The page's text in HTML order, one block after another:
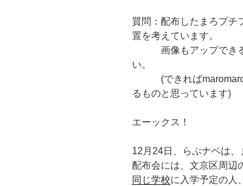
質問：配布したまろプチ
置を考えています。
画像もアップできる
い。
(できれば
るものと思っています)
エーックス！
12月24日、らぶナベは、
配布会には、文京区周辺
同じ学校に入学予定の人、